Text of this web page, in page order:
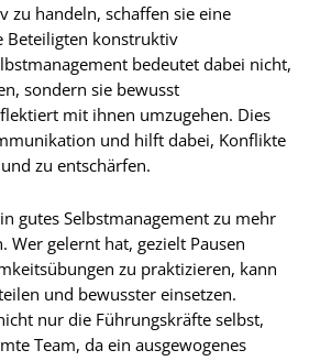
zu handeln, schaffen sie eine
Beteiligten konstruktiv
bedeutet dabei nicht,
sondern sie bewusst
mit ihnen umzugehen. Dies
und hilft dabei, Konflikte
zu entschärfen.
gutes Selbstmanagement zu mehr
Wer gelernt hat, gezielt Pausen
zu praktizieren, kann
und bewusster einsetzen.
nur die Führungskräfte selbst,
Team, da ein ausgewogenes